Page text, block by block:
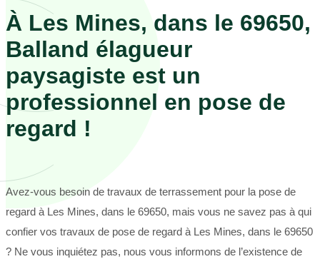
À Les Mines, dans le 69650,
Balland élagueur
paysagiste est un
professionnel en pose de
regard !
Avez-vous besoin de travaux de terrassement pour la pose de
regard à Les Mines, dans le 69650, mais vous ne savez pas à qui
confier vos travaux de pose de regard à Les Mines, dans le 69650
? Ne vous inquiétez pas, nous vous informons de l’existence de